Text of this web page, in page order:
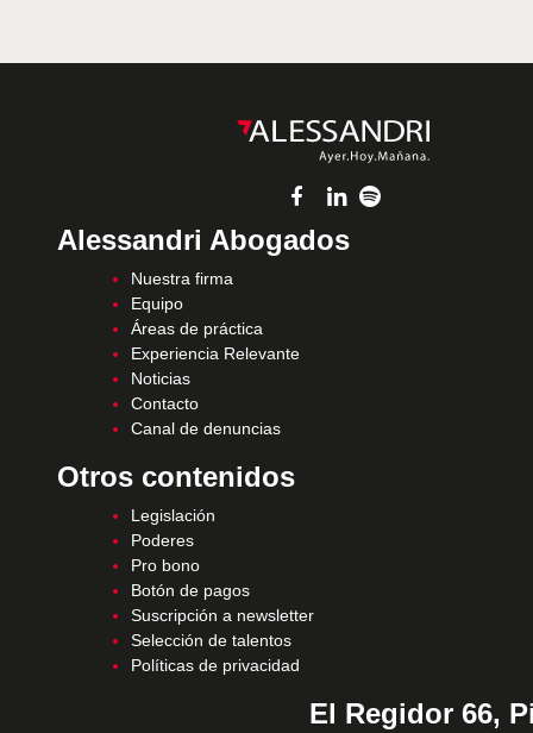
Alessandri Abogados
Nuestra firma
Equipo
Áreas de práctica
Experiencia Relevante
Noticias
Contacto
Canal de denuncias
Otros contenidos
Legislación
Poderes
Pro bono
Botón de pagos
Suscripción a newsletter
Selección de talentos
Políticas de privacidad
El Regidor 66,